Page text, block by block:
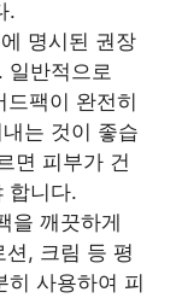
.
명시된 권장
일반적으로
팩이 완전히
는 것이 좋습
면 피부가 건
합니다.
을 깨끗하게
, 크림 등 평
히 사용하여 피